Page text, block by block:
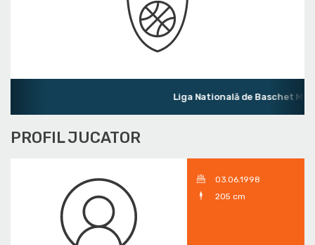
Liga Natională de Baschet
PROFIL JUCATOR
03.06.1998
205 cm